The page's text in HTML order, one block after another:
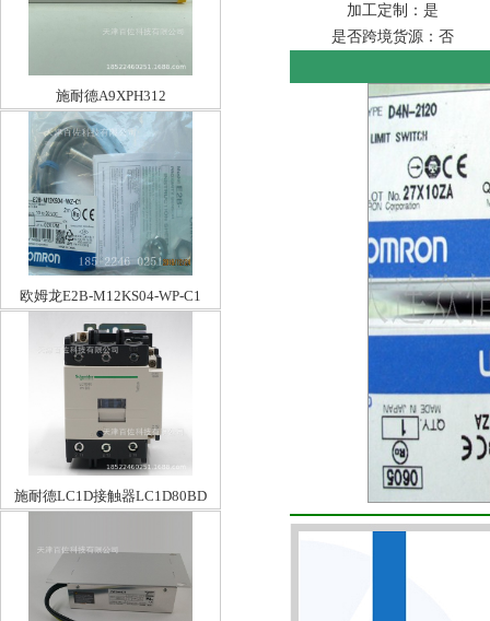
施耐德A9XPH312
欧姆龙E2B-M12KS04-WP-C1
施耐德LC1D接触器LC1D80BD
加工定制：是
是否跨境货源：否